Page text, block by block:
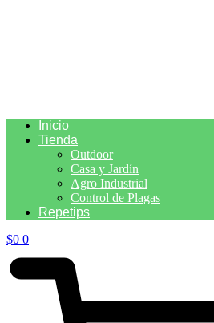
Inicio
Tienda
Outdoor
Casa y Jardín
Agro Industrial
Control de Plagas
Repetips
$0 0